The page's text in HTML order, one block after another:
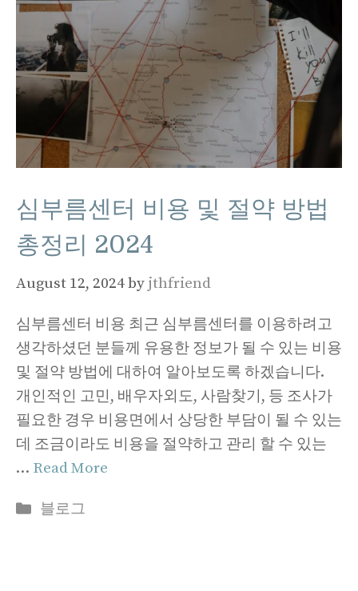
심부름센터 비용 및 절약 방법
총정리 2024
August 12, 2024by jthfriend
심부름센터 비용 최근 심부름센터를 이용하려고
생각하셨던 분들께 유용한 정보가 될 수 있는 비용
및 절약 방법에 대하여 알아보도록 하겠습니다.
개인적인 고민, 배우자외도, 사람찾기, 등 조사가
필요한 경우 비용면에서 상당한 부담이 될 수 있는
데 조금이라도 비용을 절약하고 관리 할 수 있는
… Read More
Categories
블로그